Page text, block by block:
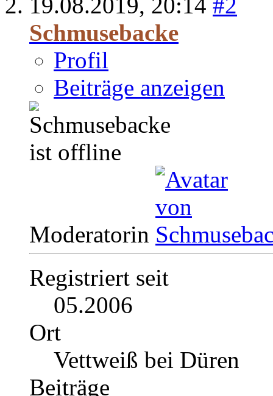
19.08.2019, 20:14 #2
Schmusebacke
Profil
Beiträge anzeigen
Moderatorin
Registriert seit
05.2006
Ort
Vettweiß bei Düren
Beiträge